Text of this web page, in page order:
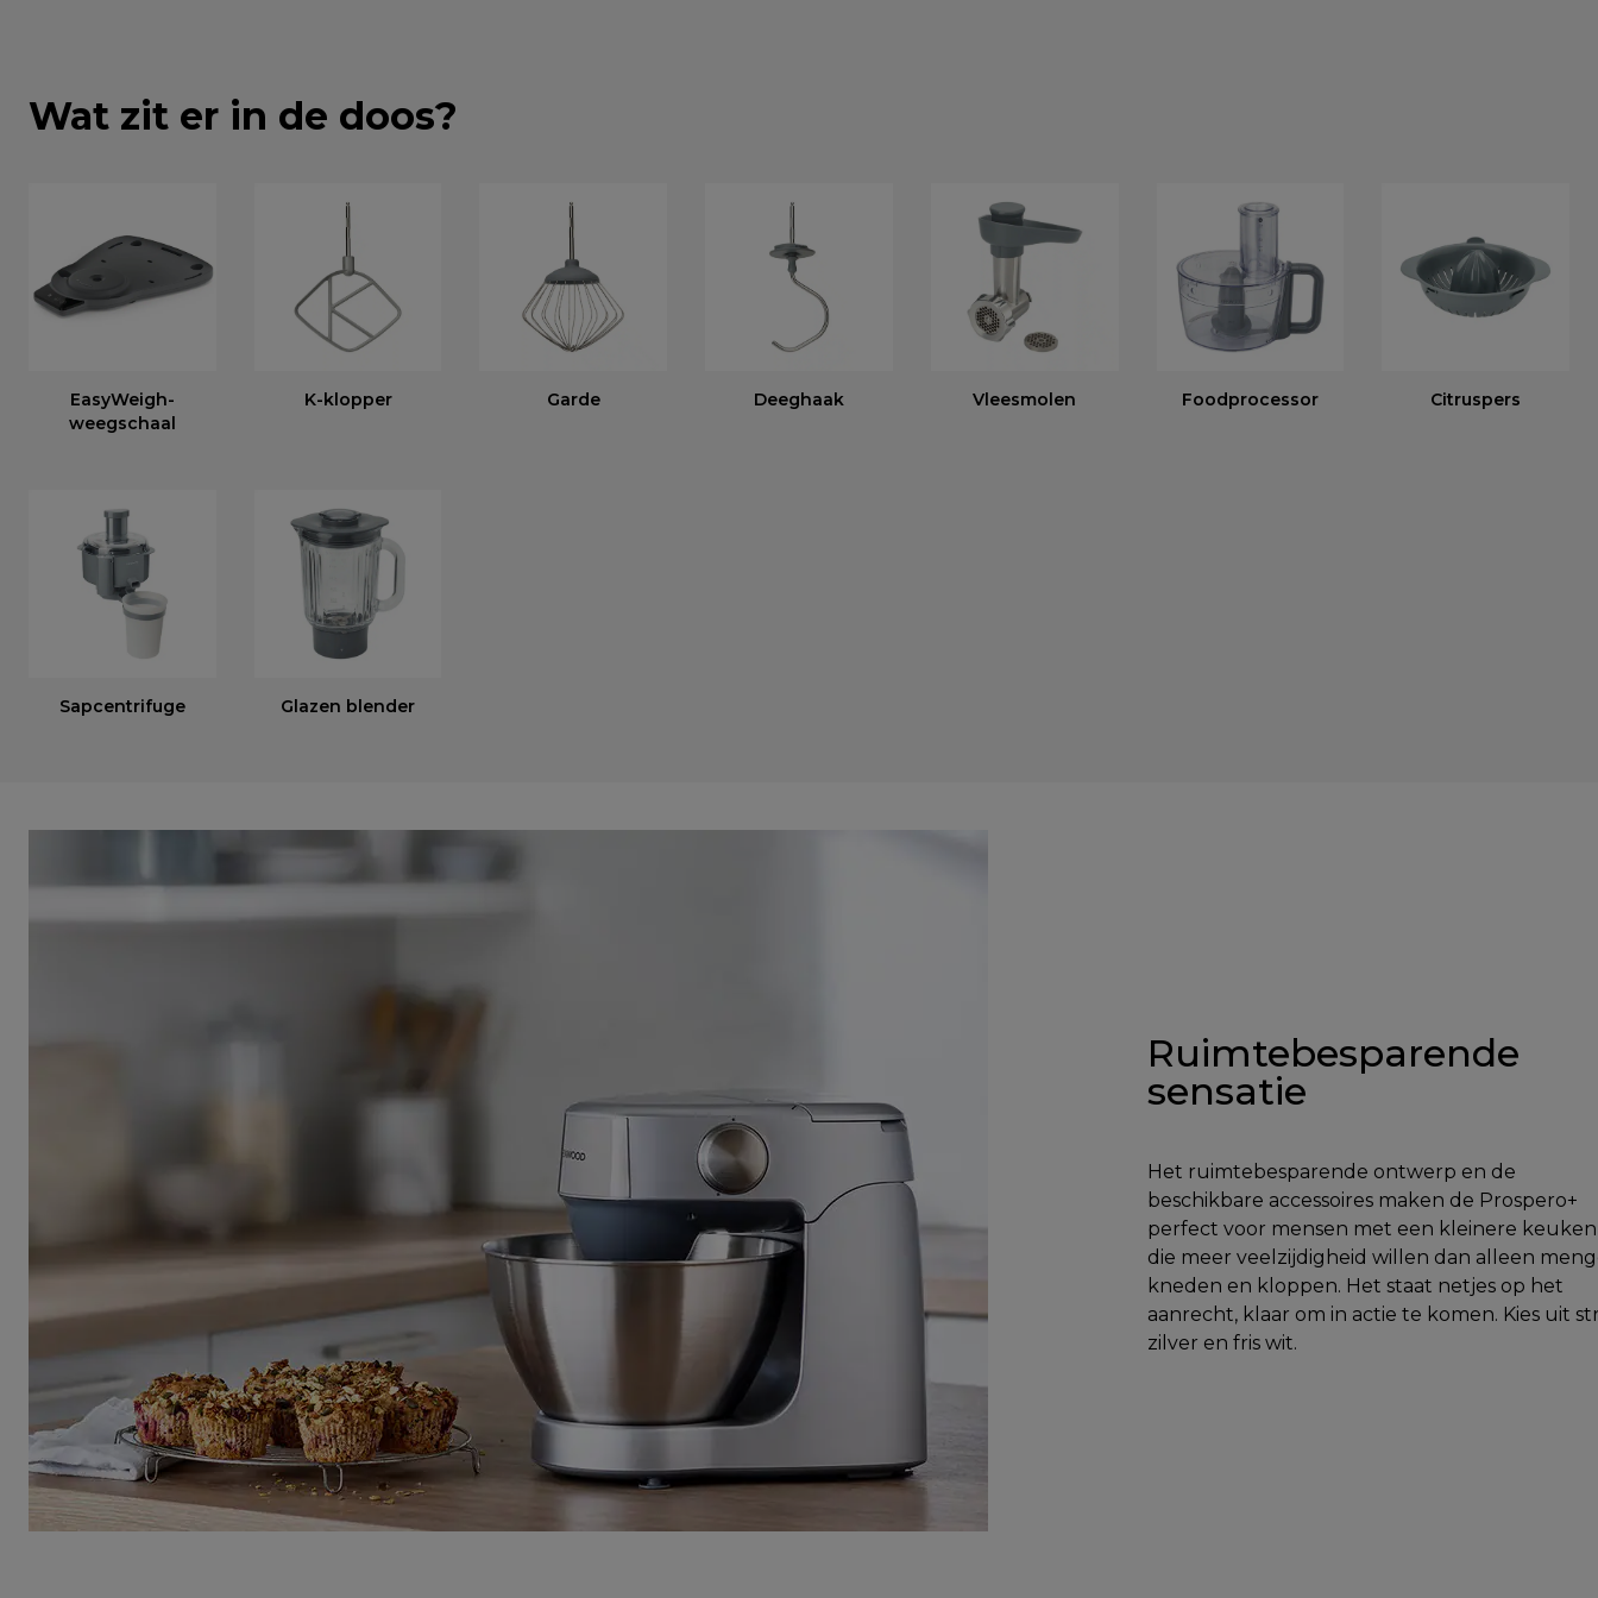
Wat zit er in de doos?
EasyWeigh-
weegschaal
K-klopper Garde Deeghaak Vleesmolen Foodprocessor Citruspers
Sapcentrifuge Glazen blender
Ruimtebesparende
sensatie
Het ruimtebesparende ontwerp en de
beschikbare accessoires maken de Prospero+
perfect voor mensen met een kleinere keuken
die meer veelzijdigheid willen dan alleen
kneden en kloppen. Het staat netjes op het
aanrecht, klaar om in actie te komen. Kies uit
zilver en fris wit.